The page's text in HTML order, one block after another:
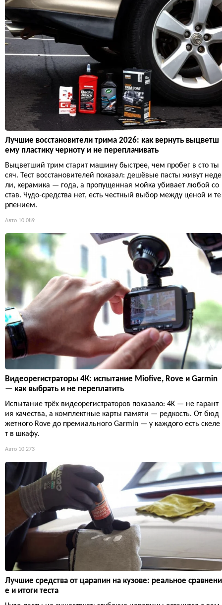
Лучшие восстановители трима 2026: как вернуть выцветш
ему пластику черноту и не переплачивать
Выцветший трим старит машину быстрее, чем пробег в сто ты
сяч. Тест восстановителей показал: дешёвые пасты живут неде
ли, керамика — года, а пропущенная мойка убивает любой со
став. Чудо-средства нет, есть честный выбор между ценой и те
рпением.
Авто 10 089
Видеорегистраторы 4K: испытание Miofive, Rove и Garmin
— как выбрать и не переплатить
Испытание трёх видеорегистраторов показало: 4K — не гарант
ия качества, а комплектные карты памяти — редкость. От бюд
жетного Rove до премиального Garmin — у каждого есть скеле
т в шкафу.
Авто 10 273
Лучшие средства от царапин на кузове: реальное сравнени
е и итоги теста